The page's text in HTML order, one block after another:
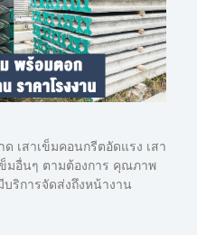
เสาเข็มคอนกรีตอัดแรง เสา
ข็มอื่นๆ ตามต้องการ คุณภาพ
บริการจัดส่งถึงหน้างาน